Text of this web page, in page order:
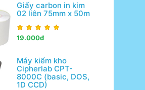
Giấy carbon in kim
02 liên 75mm x 50m
19.000đ
Máy kiểm kho
Cipherlab CPT-
8000C (basic, DOS,
1D CCD)